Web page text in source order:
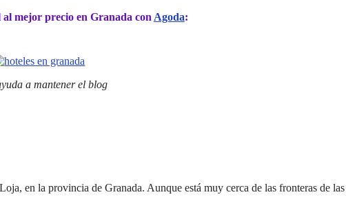
mejor precio en Granada con Agoda:
a mantener el blog
en la provincia de Granada. Aunque está muy cerca de las fronteras de las